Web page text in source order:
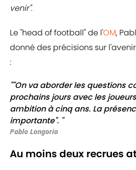
venir".
Le "head of football" de l'OM,
donné des précisions sur
:
""On va aborder les questions
prochains jours avec les
ambition à cinq ans. La
importante". "
Pablo Longoria
Au moins deux recrues